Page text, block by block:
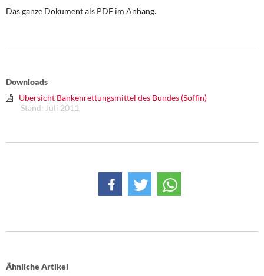
Steuer- und Finanzpolitik
DIE LINKE
Memo-Gruppe
Institut Solidarische Moderne
Über mich
Kontakt
Das ganze Dokument als PDF im Anhang.
Downloads
Übersicht Bankenrettungsmittel des Bundes (Soffin)
Stand: Juli 2011
Ähnliche Artikel